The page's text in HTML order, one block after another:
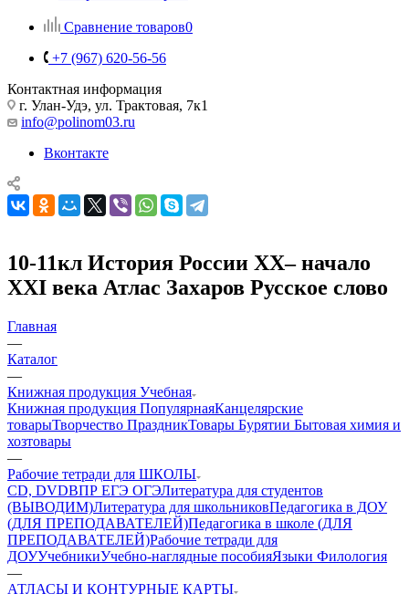
Сравнение товаров0
+7 (967) 620-56-56
Контактная информация
г. Улан-Удэ, ул. Трактовая, 7к1
info@polinom03.ru
Вконтакте
10-11кл История России XX– начало
XXI века Атлас Захаров Русское слово
Главная
—
Каталог
—
Книжная продукция Учебная
Книжная продукция ПопулярнаяКанцелярские
товарыТворчество ПраздникТовары Бурятии Бытовая химия и
хозтовары
—
Рабочие тетради для ШКОЛЫ
CD, DVDВПР ЕГЭ ОГЭЛитература для студентов
(ВЫВОДИМ)Литература для школьниковПедагогика в ДОУ
(ДЛЯ ПРЕПОДАВАТЕЛЕЙ)Педагогика в школе (ДЛЯ
ПРЕПОДАВАТЕЛЕЙ)Рабочие тетради для
ДОУУчебникиУчебно-наглядные пособияЯзыки Филология
—
АТЛАСЫ И КОНТУРНЫЕ КАРТЫ